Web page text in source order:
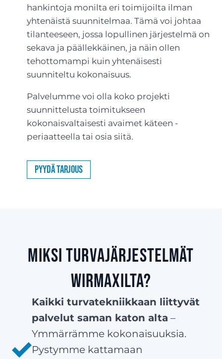
hankintoja monilta eri toimijoilta ilman
yhtenäistä suunnitelmaa. Tämä voi johtaa
tilanteeseen, jossa lopullinen järjestelmä on
sekava ja päällekkäinen, ja näin ollen
tehottomampi kuin yhtenäisesti
suunniteltu kokonaisuus.
Palvelumme voi olla koko projekti
suunnittelusta toimitukseen
kokonaisvaltaisesti avaimet käteen -
periaatteella tai osia siitä.
Pyydä tarjous
Miksi turvajärjestelmät
Wirmaxilta?
Kaikki turvatekniikkaan liittyvät
palvelut saman katon alta –
Ymmärrämme kokonaisuuksia.
Pystymme kattamaan